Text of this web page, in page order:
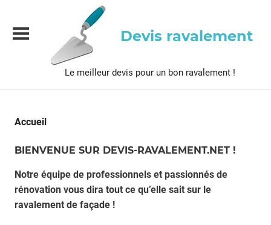
content
Devis ravalement
Le meilleur devis pour un bon ravalement !
Accueil
BIENVENUE SUR DEVIS-RAVALEMENT.NET !
Notre équipe de professionnels et passionnés de
rénovation vous dira tout ce qu’elle sait sur le
ravalement de façade !